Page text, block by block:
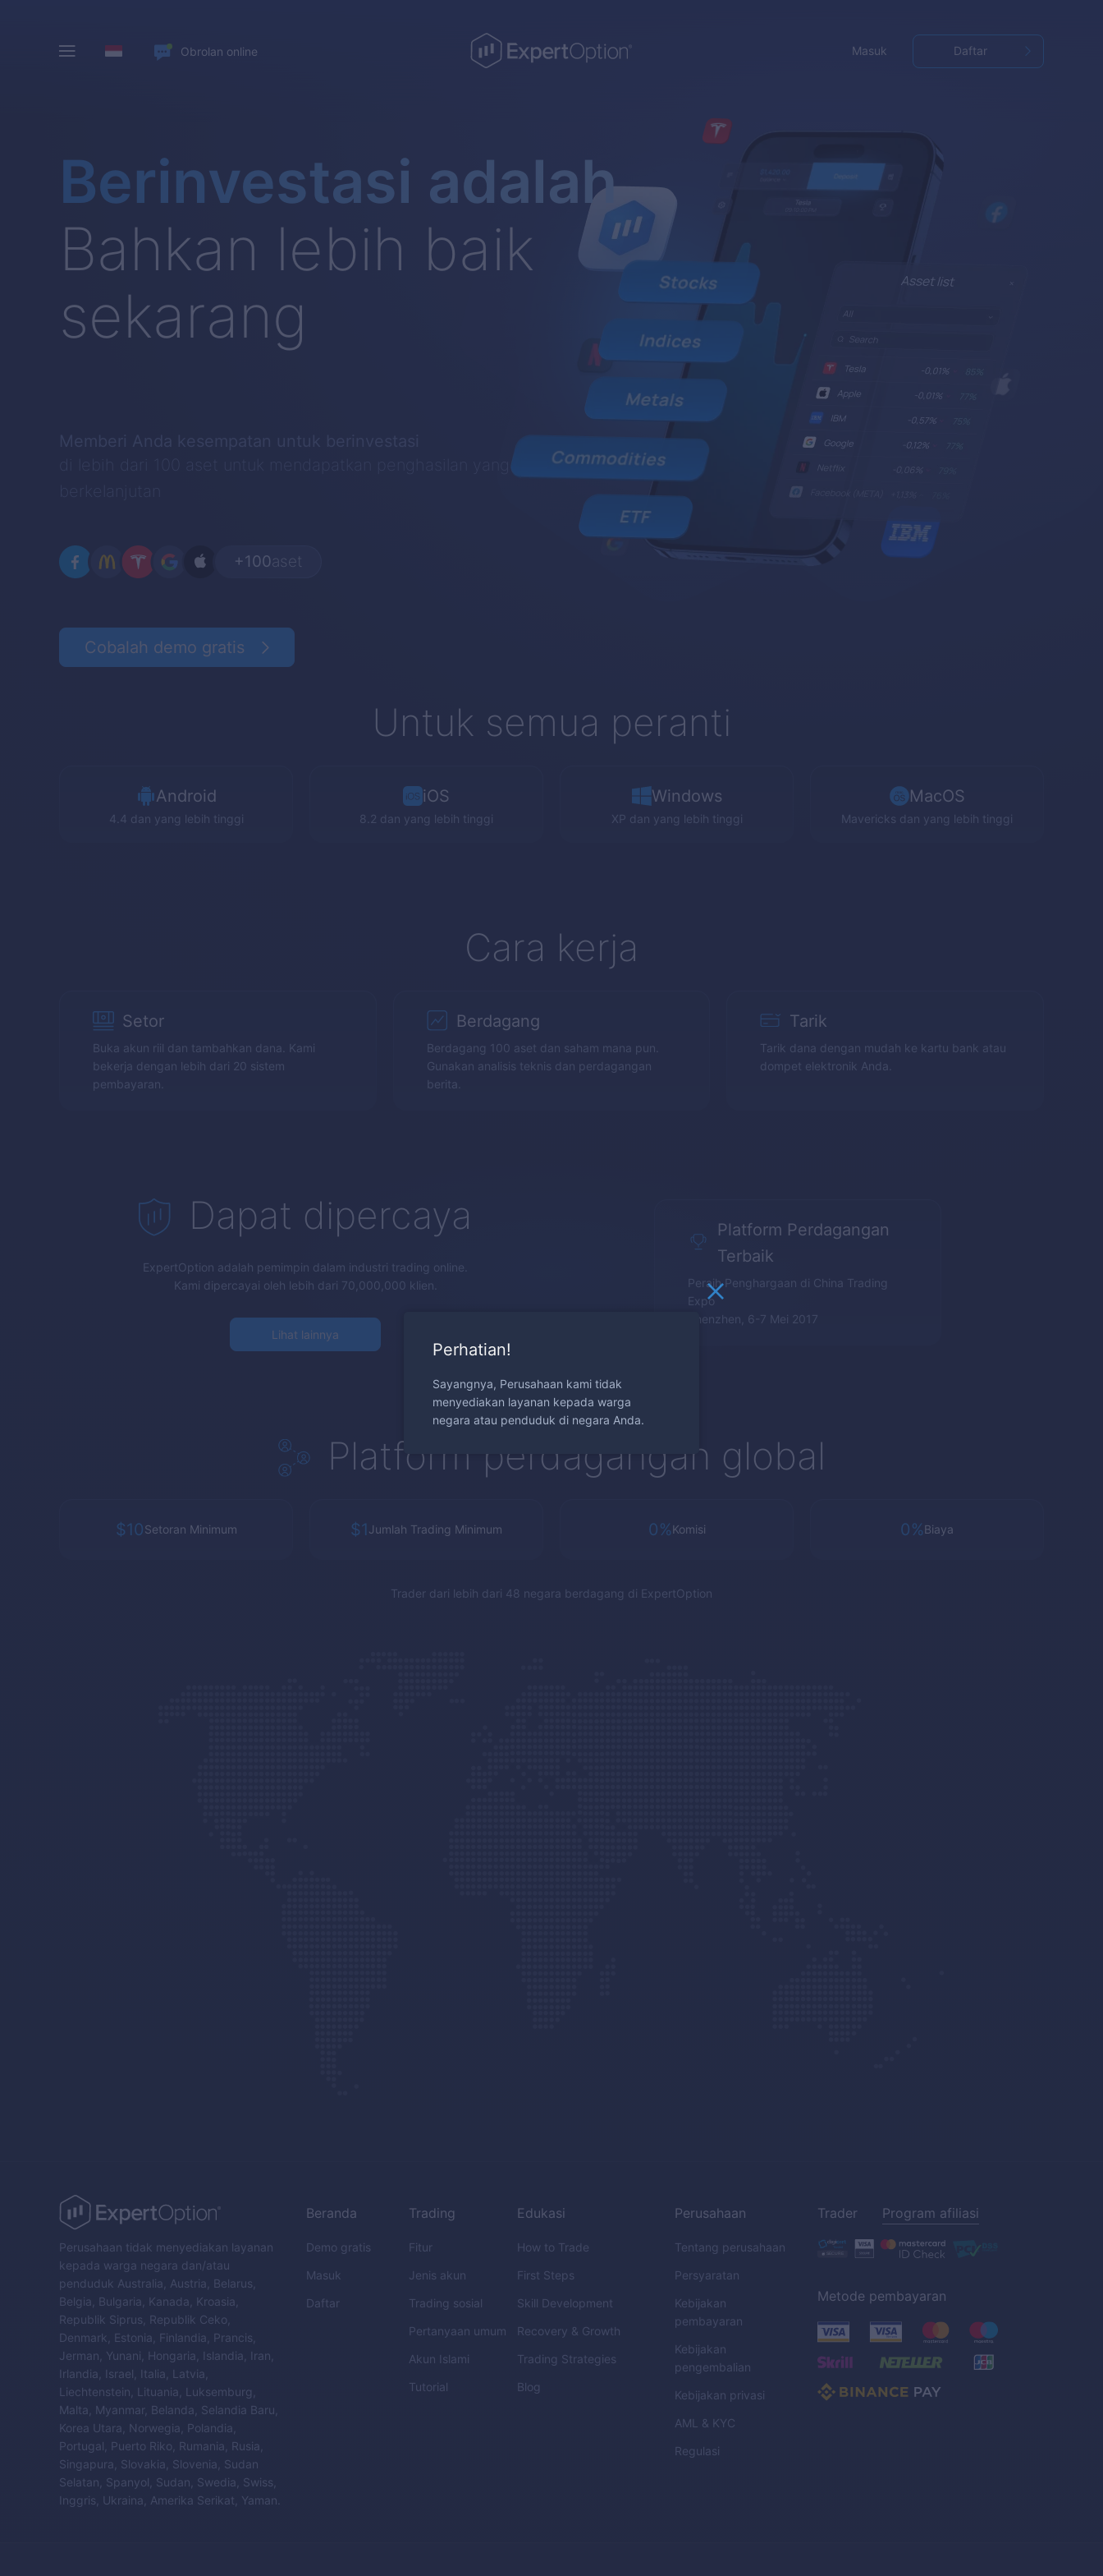
Obrolan online Masuk Daftar
Berinvestasi adalah
Bahkan lebih baik
sekarang
Memberi Anda kesempatan untuk berinvestasi
di lebih dari 100 aset untuk mendapatkan penghasilan yang
berkelanjutan
+100aset
Cobalah demo gratis
Untuk semua peranti
Android
4.4 dan yang lebih tinggi
iOS
8.2 dan yang lebih tinggi
Windows
XP dan yang lebih tinggi
MacOS
Mavericks dan yang lebih tinggi
Cara kerja
Setor
Buka akun riil dan tambahkan dana. Kami
bekerja dengan lebih dari 20 sistem
pembayaran.
Berdagang
Berdagang 100 aset dan saham mana pun.
Gunakan analisis teknis dan perdagangan
berita.
Tarik
Tarik dana dengan mudah ke kartu bank atau
dompet elektronik Anda.
Dapat dipercaya
ExpertOption adalah pemimpin dalam industri trading online.
Kami dipercayai oleh lebih dari 70,000,000 klien.
Lihat lainnya
Platform Perdagangan
Terbaik
Peraih Penghargaan di China Trading
Expo
Shenzhen, 6-7 Mei 2017
Platform perdagangan global
$10Setoran Minimum $1Jumlah Trading Minimum 0%Komisi 0%Biaya
Trader dari lebih dari 48 negara berdagang di ExpertOption
Perusahaan tidak menyediakan layanan
kepada warga negara dan/atau
penduduk Australia, Austria, Belarus,
Belgia, Bulgaria, Kanada, Kroasia,
Republik Siprus, Republik Ceko,
Denmark, Estonia, Finlandia, Prancis,
Jerman, Yunani, Hongaria, Islandia, Iran,
Irlandia, Israel, Italia, Latvia,
Liechtenstein, Lituania, Luksemburg,
Malta, Myanmar, Belanda, Selandia Baru,
Korea Utara, Norwegia, Polandia,
Portugal, Puerto Riko, Rumania, Rusia,
Singapura, Slovakia, Slovenia, Sudan
Selatan, Spanyol, Sudan, Swedia, Swiss,
Inggris, Ukraina, Amerika Serikat, Yaman.
Beranda
Demo gratis
Masuk
Daftar
Trading
Fitur
Jenis akun
Trading sosial
Pertanyaan umum
Akun Islami
Tutorial
Edukasi
How to Trade
First Steps
Skill Development
Recovery & Growth
Trading Strategies
Blog
Perusahaan
Tentang perusahaan
Persyaratan
Kebijakan
pembayaran
Kebijakan
pengembalian
Kebijakan privasi
AML
& KYC
Regulasi
Trader Program afiliasi
Metode pembayaran
Perhatian!
Sayangnya, Perusahaan kami tidak
menyediakan layanan kepada warga
negara atau penduduk di negara Anda.